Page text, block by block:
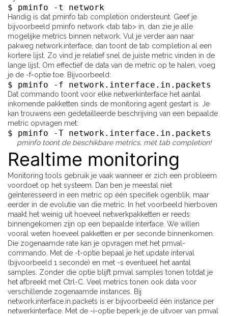
$ pminfo -t network
Handig is dat pminfo tab completion ondersteunt. Geef je
bijvoorbeeld pminfo network <tab tab> in, dan zie je alle
mogelijke metrics binnen network. Vul je verder aan naar
pakweg network.interface, dan toont de tab completion al een
kortere lijst. Zo vind je relatief snel de juiste metric vinden in de
lange lijst. Om effectief de data van de metric op te halen, voeg
je de -f-optie toe. Bijvoorbeeld:
$ pminfo -f network.interface.in.packets
Dat commando toont voor elke netwerkinterface het aantal
inkomende pakketten sinds de monitoring agent gestart is. Je
kan trouwens een gedetailleerde beschrijving van een bepaalde
metric opvragen met:
$ pminfo -T network.interface.in.packets
pminfo toont de beschikbare metrics, mét tab completion!
Realtime monitoring
Monitoring tools gebruik je vaak wanneer er zich een probleem
voordoet op het systeem. Dan ben je meestal niet
geïnteresseerd in een metric op één specifiek ogenblik, maar
eerder in de evolutie van die metric. In het voorbeeld hierboven
maakt het weinig uit hoeveel netwerkpakketten er reeds
binnengekomen zijn op een bepaalde interface. We willen
vooral weten hoeveel pakketten er per seconde binnenkomen.
Die zogenaamde rate kan je opvragen met het pmval-
commando. Met de -t-optie bepaal je het update interval
(bijvoorbeeld 1 seconde) en met -s eventueel het aantal
samples. Zonder die optie blijft pmval samples tonen totdat je
het afbreekt met Ctrl-C. Veel metrics tonen ook data voor
verschillende zogenaamde instances. Bij
network.interface.in.packets is er bijvoorbeeld één instance per
netwerkinterface. Met de -i-optie beperk je de uitvoer van pmval